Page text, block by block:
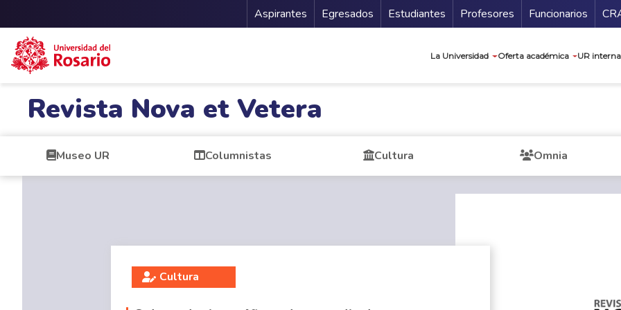
Menu Secundario
Aspirantes Egresados Estudiantes Profesores Funcionarios
La Universidad Oferta académica UR
Revista Nova et Vetera
Museo UR Columnistas Cultura Omnia
Cultura